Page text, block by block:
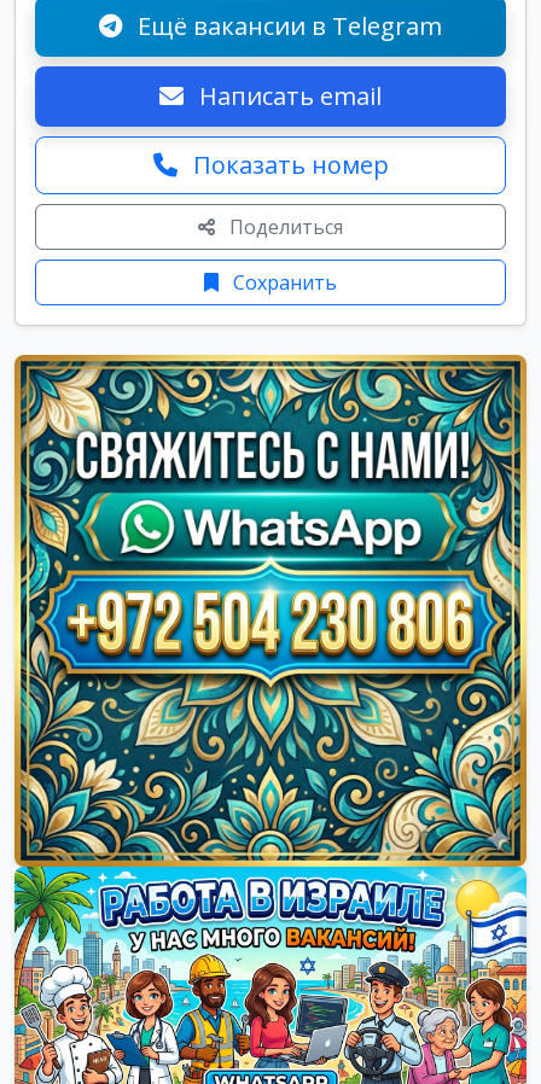
Ещё вакансии в Telegram
Написать email
Показать номер
Поделиться
Сохранить